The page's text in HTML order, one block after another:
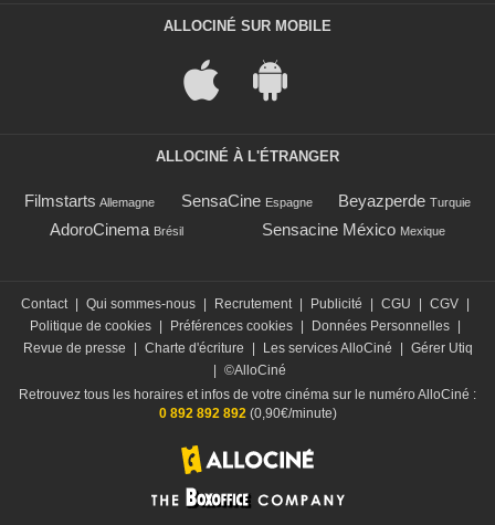
ALLOCINÉ SUR MOBILE
ALLOCINÉ À L'ÉTRANGER
Filmstarts Allemagne SensaCine Espagne Beyazperde Turquie
AdoroCinema Brésil Sensacine México Mexique
Contact Qui sommes-nous Recrutement Publicité CGU CGV
Politique de cookies
Préférences cookies Données Personnelles
Revue de presse
Charte d'écriture Les services AlloCiné
Gérer Utiq
©AlloCiné
Retrouvez tous les horaires et infos de votre cinéma sur le numéro AlloCiné :
0 892 892 892(0,90€/minute)